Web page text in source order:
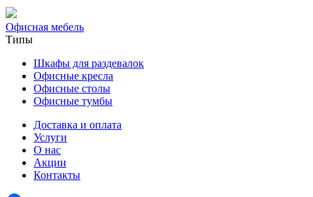
Офисная мебель
Типы
Шкафы для раздевалок
Офисные кресла
Офисные столы
Офисные тумбы
Доставка и оплата
Услуги
О нас
Акции
Контакты